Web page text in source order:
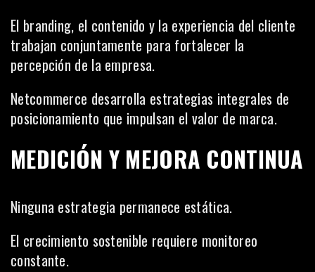
El branding, el contenido y la experiencia del cliente
trabajan conjuntamente para fortalecer la
percepción de la empresa.
Netcommerce desarrolla estrategias integrales de
posicionamiento que impulsan el valor de marca.
MEDICIÓN Y MEJORA CONTINUA
Ninguna estrategia permanece estática.
El crecimiento sostenible requiere monitoreo
constante.